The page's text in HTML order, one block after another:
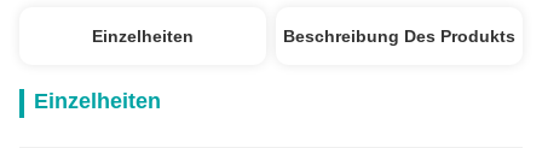
Einzelheiten Beschreibung Des Produkts
Einzelheiten